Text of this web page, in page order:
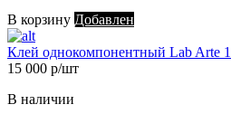
В корзину Добавлен
Клей однокомпонентный Lab Arte
15 000 р/шт
В наличии